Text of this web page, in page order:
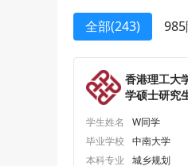
全部(243)
香港理工大
学硕士研究
学生姓名
W同学
毕业学校
中南大学
本科专业
城乡规划